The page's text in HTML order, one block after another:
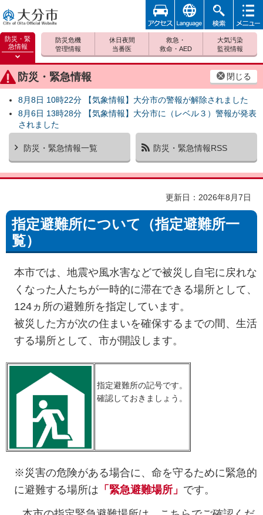
大分市
防災・緊
急情報
防災緊
急情報
を開く
防災・緊急情報 閉じる
8月8日 10時22分 【気象情報】大分市の警報が解除されました
8月6日 13時28分 【気象情報】大分市に（レベル３）警報が発表
されました
防災・緊急情報一覧 防災・緊急情報RSS
防災危機
管理情報
休日夜間
当番医
救急・
救命・AED
大気汚染
監視情報
アクセ
ス
foreign 検索
メニュ
更新日：2026年8月7日
指定避難所について（指定避難所一
覧）
本市では、地震や風水害などで被災し自宅に戻れな
くなった人たちが一時的に滞在できる場所として、
124ヵ所の避難所を指定しています。
被災した方が次の住まいを確保するまでの間、生活
する場所として、市が開設します。
指定避難所の記号です。
確認しておきましょう。
※災害の危険がある場合に、命を守るために緊急的
に避難する場所は 「緊急避難場所」 です。